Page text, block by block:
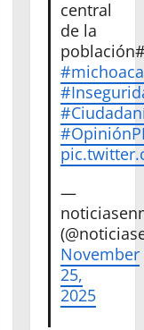
central
de la
—
November
25,
2025